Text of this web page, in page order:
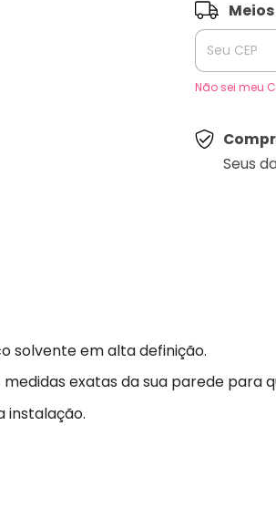
Entregas para
Não sei meu
Seus
solvente em alta definição.
exatas da sua parede para
instalação.